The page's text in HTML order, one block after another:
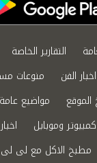
التقارير الخاصة
اخبار الفن
منوعات
مواضيع عامة
كمبيوتر وموبايل
مطبخ الاكل مع لى لى